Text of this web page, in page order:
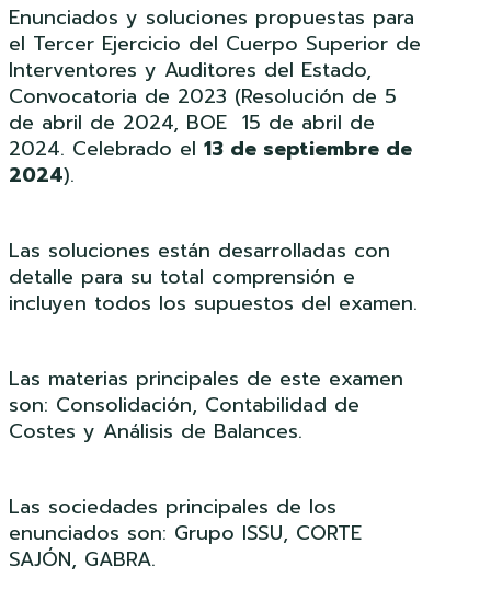
Enunciados y soluciones propuestas para
el Tercer Ejercicio del Cuerpo Superior de
Interventores y Auditores del Estado,
Convocatoria de 2023 (Resolución de 5
de abril de 2024, BOE 15 de abril de
2024. Celebrado el 13 de septiembre de
2024).
Las soluciones están desarrolladas con
detalle para su total comprensión e
incluyen todos los supuestos del examen.
Las materias principales de este examen
son: Consolidación, Contabilidad de
Costes y Análisis de Balances.
Las sociedades principales de los
enunciados son: Grupo ISSU, CORTE
SAJÓN, GABRA.